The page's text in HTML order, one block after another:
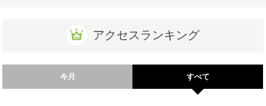
アクセスランキング
今月 すべて